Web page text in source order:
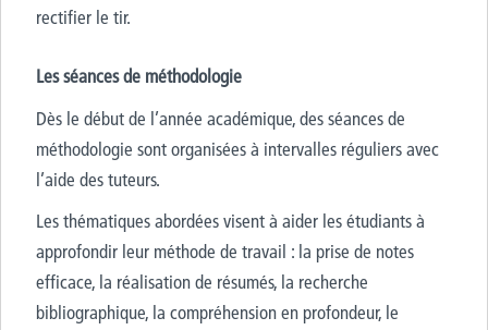
rectifier le tir.
Les séances de méthodologie
Dès le début de l’année académique, des séances de
méthodologie sont organisées à intervalles réguliers avec
l’aide des tuteurs.
Les thématiques abordées visent à aider les étudiants à
approfondir leur méthode de travail : la prise de notes
efficace, la réalisation de résumés, la recherche
bibliographique, la compréhension en profondeur, le